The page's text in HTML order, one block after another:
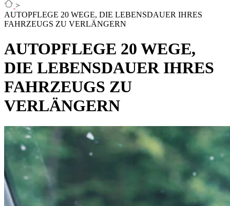
>
AUTOPFLEGE 20 WEGE, DIE LEBENSDAUER IHRES
FAHRZEUGS ZU VERLÄNGERN
AUTOPFLEGE 20 WEGE,
DIE LEBENSDAUER IHRES
FAHRZEUGS ZU
VERLÄNGERN